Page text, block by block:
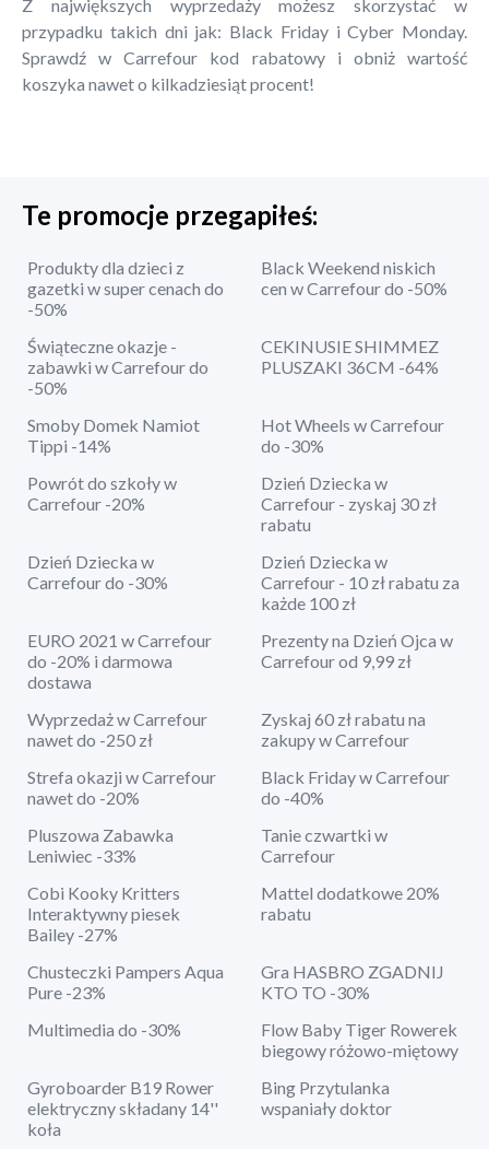
Z największych wyprzedaży możesz skorzystać w
przypadku takich dni jak: Black Friday i Cyber Monday.
Sprawdź w Carrefour kod rabatowy i obniż wartość
koszyka nawet o kilkadziesiąt procent!
Te promocje przegapiłeś:
Produkty dla dzieci z
gazetki w super cenach do
-50%
Black Weekend niskich
cen w Carrefour do -50%
Świąteczne okazje -
zabawki w Carrefour do
-50%
CEKINUSIE SHIMMEZ
PLUSZAKI 36CM -64%
Smoby Domek Namiot
Tippi -14%
Hot Wheels w Carrefour
do -30%
Powrót do szkoły w
Carrefour -20%
Dzień Dziecka w
Carrefour - zyskaj 30 zł
rabatu
Dzień Dziecka w
Carrefour do -30%
Dzień Dziecka w
Carrefour - 10 zł rabatu za
każde 100 zł
EURO 2021 w Carrefour
do -20% i darmowa
dostawa
Prezenty na Dzień Ojca w
Carrefour od 9,99 zł
Wyprzedaż w Carrefour
nawet do -250 zł
Zyskaj 60 zł rabatu na
zakupy w Carrefour
Strefa okazji w Carrefour
nawet do -20%
Black Friday w Carrefour
do -40%
Pluszowa Zabawka
Leniwiec -33%
Tanie czwartki w
Carrefour
Cobi Kooky Kritters
Interaktywny piesek
Bailey -27%
Mattel dodatkowe 20%
rabatu
Chusteczki Pampers Aqua
Pure -23%
Gra HASBRO ZGADNIJ
KTO TO -30%
Multimedia do -30%
Flow Baby Tiger Rowerek
biegowy różowo-miętowy
Gyroboarder B19 Rower
elektryczny składany 14''
koła
Bing Przytulanka
wspaniały doktor